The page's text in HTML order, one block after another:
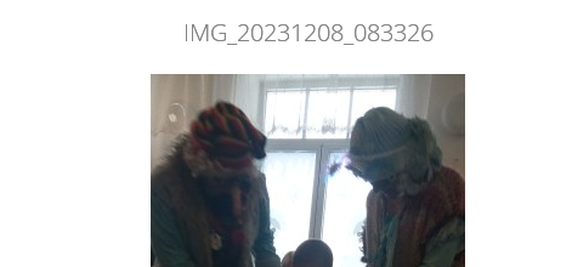
IMG_20231208_083326